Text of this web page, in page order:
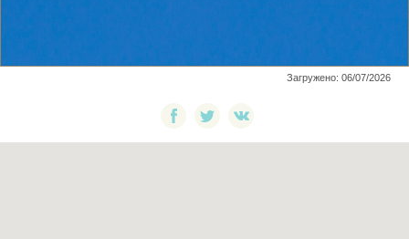
Загружено: 06/07/2026